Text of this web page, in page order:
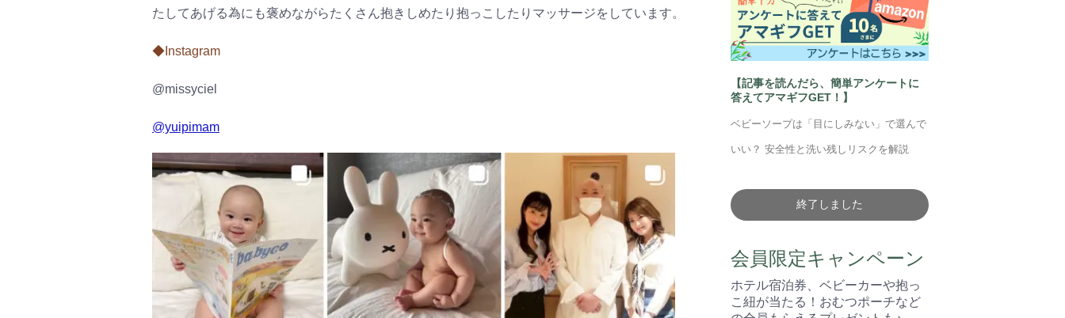
たしてあげる為にも褒めながらたくさん抱きしめたり抱っこしたりマッサージをしています。
◆Instagram
@missyciel
@yuipimam
【記事を読んだら、簡単アンケートに
答えてアマギフGET！】
ベビーソープは「目にしみない」で選んで
いい？ 安全性と洗い残しリスクを解説
終了しました
会員限定キャンペーン
ホテル宿泊券、ベビーカーや抱っ
こ紐が当たる！おむつポーチなど